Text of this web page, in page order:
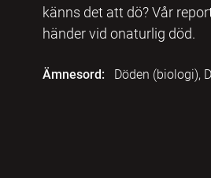
känns det att dö? Vår
händer vid onaturlig död.
Ämnesord: Döden (biologi),